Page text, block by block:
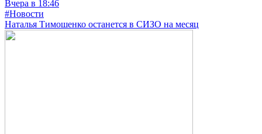
Вчера в 18:46
#Новости
Наталья Тимошенко останется в СИЗО на месяц